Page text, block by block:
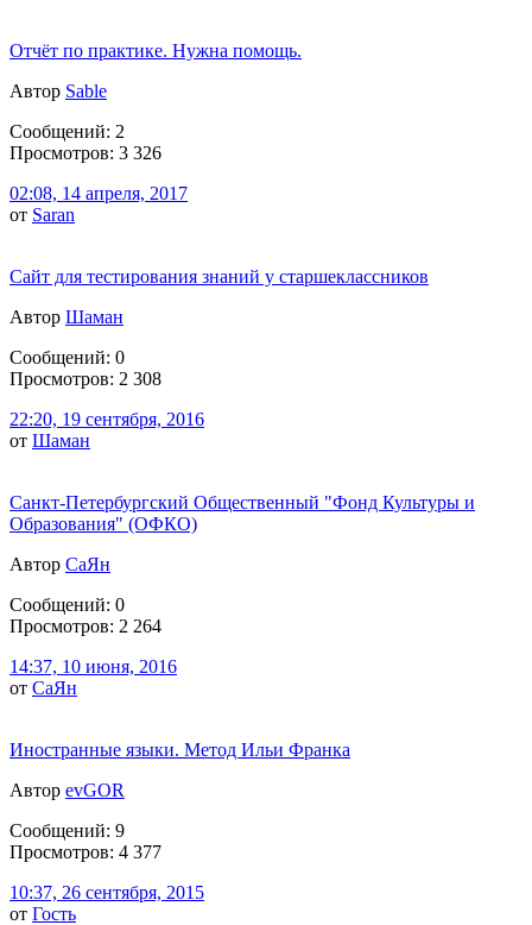
Отчёт по практике. Нужна помощь.
Автор Sable
Сообщений: 2
Просмотров: 3 326
02:08, 14 апреля, 2017
от Saran
Сайт для тестирования знаний у старшеклассников
Автор Шаман
Сообщений: 0
Просмотров: 2 308
22:20, 19 сентября, 2016
от Шаман
Санкт-Петербургский Общественный "Фонд Культуры и
Образования" (ОФКО)
Автор СаЯн
Сообщений: 0
Просмотров: 2 264
14:37, 10 июня, 2016
от СаЯн
Иностранные языки. Метод Ильи Франка
Автор evGOR
Сообщений: 9
Просмотров: 4 377
10:37, 26 сентября, 2015
от Гоcть